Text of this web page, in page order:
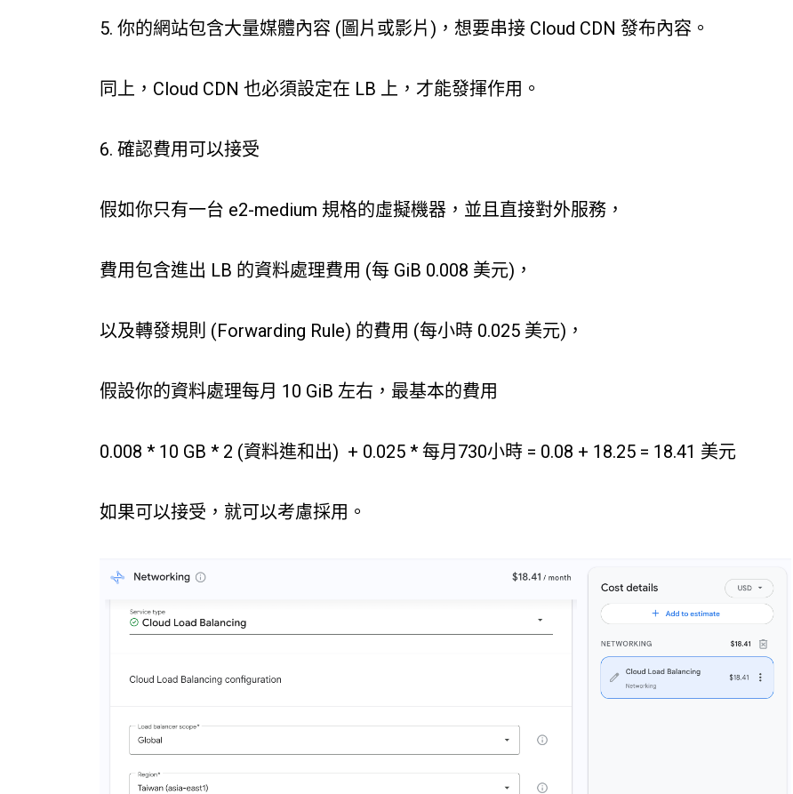
5. 你的網站包含大量媒體內容 (圖片或影片)，想要串接 Cloud CDN 發布內容。
同上，Cloud CDN 也必須設定在 LB 上，才能發揮作用。
6. 確認費用可以接受
假如你只有一台 e2-medium 規格的虛擬機器，並且直接對外服務，
費用包含進出 LB 的資料處理費用 (每 GiB 0.008 美元)，
以及轉發規則 (Forwarding Rule) 的費用 (每小時 0.025 美元)，
假設你的資料處理每月 10 GiB 左右，最基本的費用
0.008 * 10 GB * 2 (資料進和出) + 0.025 * 每月730小時 = 0.08 + 18.25 = 18.41 美元
如果可以接受，就可以考慮採用。